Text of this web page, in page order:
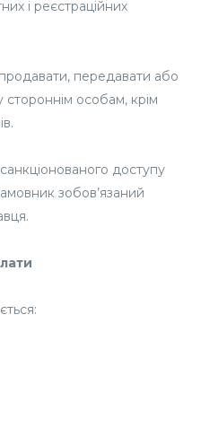
і реєстраційних
передавати або
особам, крім
доступу
зобов’язаний